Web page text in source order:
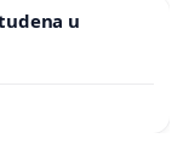
u